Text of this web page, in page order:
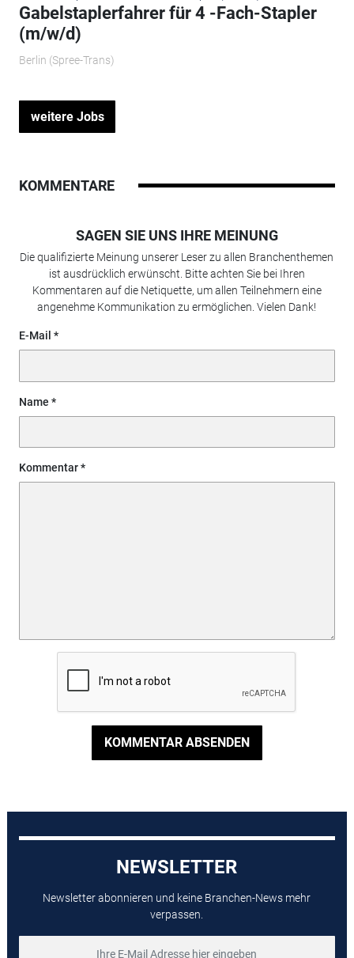
Gabelstaplerfahrer für 4 -Fach-Stapler
(m/w/d)
Berlin (Spree-Trans)
weitere Jobs
KOMMENTARE
SAGEN SIE UNS IHRE MEINUNG
Die qualifizierte Meinung unserer Leser zu allen Branchenthemen
ist ausdrücklich erwünscht. Bitte achten Sie bei Ihren
Kommentaren auf die Netiquette, um allen Teilnehmern eine
angenehme Kommunikation zu ermöglichen. Vielen Dank!
E-Mail
Name
Kommentar
KOMMENTAR ABSENDEN
NEWSLETTER
Newsletter abonnieren und keine Branchen-News mehr
verpassen.